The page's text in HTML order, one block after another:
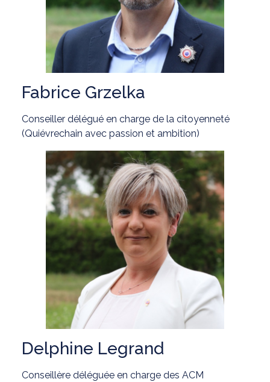
Fabrice Grzelka
Conseiller délégué en charge de la citoyenneté
(Quiévrechain avec passion et ambition)
Delphine Legrand
Conseillère déléguée en charge des ACM